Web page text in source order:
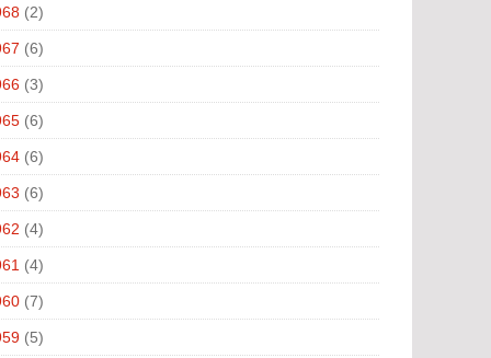
(2)
(6)
(3)
(6)
(6)
(6)
(4)
(4)
(7)
(5)